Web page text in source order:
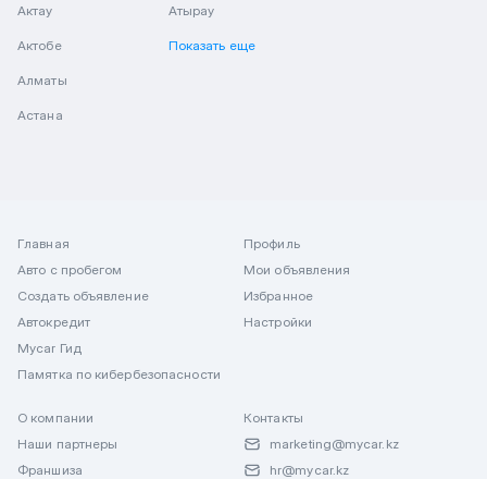
Актау
Актобе
Алматы
Астана
Атырау
Показать еще
Главная
Авто с пробегом
Создать объявление
Автокредит
Mycar Гид
Памятка по кибербезопасности
Профиль
Мои объявления
Избранное
Настройки
О компании
Наши партнеры
Франшиза
Контакты
marketing@mycar.kz
hr@mycar.kz